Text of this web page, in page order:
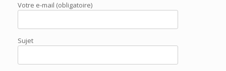
Votre e-mail (obligatoire)
Sujet